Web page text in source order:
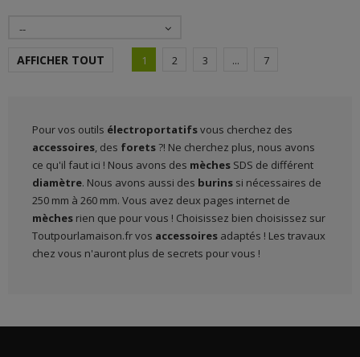
--
AFFICHER TOUT 1 2 3 ... 7
Pour vos outils électroportatifsvous cherchez des
accessoires, des forets ?! Ne cherchez plus, nous avons
ce qu'il faut ici ! Nous avons des mèches SDS de différent
diamètre. Nous avons aussi des burins si nécessaires de
250 mm à 260 mm. Vous avez deux pages internet de
mèches rien que pour vous ! Choisissez bien choisissez sur
Toutpourlamaison.fr vos accessoires adaptés ! Les travaux
chez vous n'auront plus de secrets pour vous !